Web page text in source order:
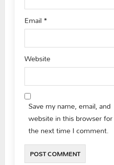
Email*
Website
Save my name, email, and
website in this browser for
the next time I comment.